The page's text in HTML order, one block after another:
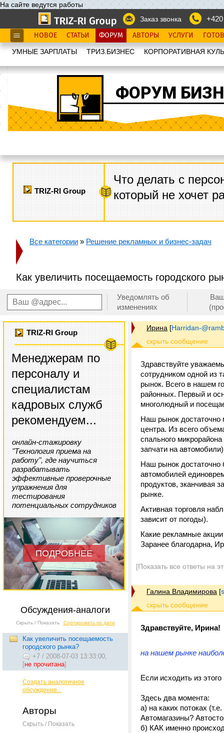
На сайте ведутся работы
Заказ звонка
НОВОЕ СТАТЬИ ФОРУМ АВТОРЫ УСЛУГИ
УМНЫЕ ЗАРПЛАТЫ ТРИЗ.БИЗНЕС КОРПОРАТИВНАЯ
ФОРУМ
TRIZ-RI Group
Что делать с
который не хочет
Все категории » Решение рекламных и бизнес-задач
Как увеличить посещаемость городского
Уведомлять об
изменениях
TRIZ-RI Group
Менеджерам по
персоналу и
специалистам
кадровых служб
рекомендуем...
онлайн-стажировку
"Технология приема на
работу", где научиться
разрабатывать
эффективные проверочные
упражнения для
тестирования
потенциальных сотрудников
ПОДРОБНЕЕ
Обсуждения-аналоги
Скрыть / Показать Сортировать по дате
Как увеличить посещаемость
городского рынка?
+7 / 2008-07-03 13:33:00,
[не прочитана]
Создать аналогичное
обсуждение...
Авторы
Скрыть / Показать
Ирина [Harridan-
Здравствуйте
сотрудником одной из
рынок. Всего в нашем
районных. Первый и
многолюдный и
Наш рынок достаточно
центра. Из всего
спального
запчати на
Наш рынок достаточно
автомобилей
продуктов, зканчивая
рынке.
Активная торговля
зависит от погоды).
Какие рекламные
Заранее благодарна,
[Показать все ответы на
Галина Владимирова [
Здравствуйте, Ирина!
на нашем рынке
Если исходить из
Здесь два момента:
а) на каких потоках
Автомагазины?
б) КАК именно